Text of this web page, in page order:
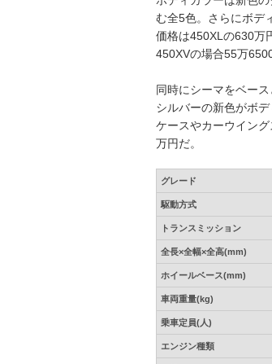
む全5色。さらにボデ
価格は450XLの630万
450XVの場合55万
同時にシーマをベー
シルバーの新色がボ
ケースやカーウイン
万円だ。
グレード
駆動方式
トランスミッション
全長×全幅×全高(mm)
ホイールベース(mm)
車両重量(kg)
乗車定員(人)
エンジン種類